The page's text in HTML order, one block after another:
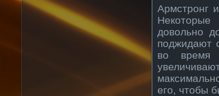
Армстронг
Некоторые
довольно
поджидают
во время
его, чтобы